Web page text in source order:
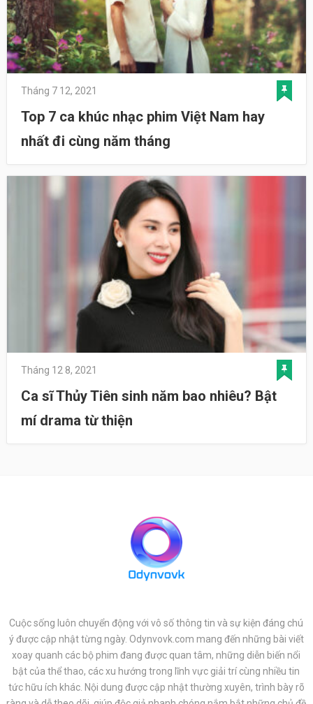
Tháng 7 12, 2021
Top 7 ca khúc nhạc phim Việt Nam hay
nhất đi cùng năm tháng
Tháng 12 8, 2021
Ca sĩ Thủy Tiên sinh năm bao nhiêu? Bật
mí drama từ thiện
Cuộc sống luôn chuyển động với vô số thông tin và sự kiện đáng chú
ý được cập nhật từng ngày. Odynvovk.com mang đến những bài viết
xoay quanh các bộ phim đang được quan tâm, những diễn biến nổi
bật của thể thao, các xu hướng trong lĩnh vực giải trí cùng nhiều tin
tức hữu ích khác. Nội dung được cập nhật thường xuyên, trình bày rõ